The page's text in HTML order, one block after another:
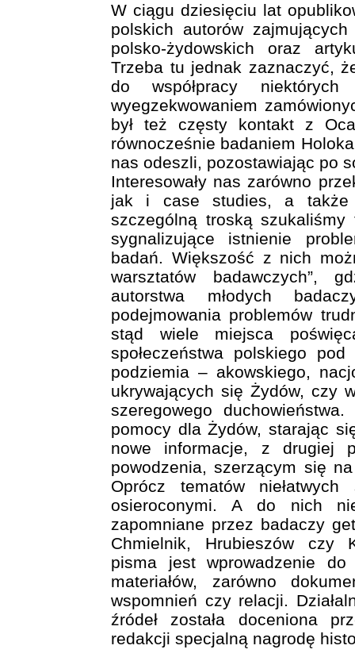
W ciągu dziesięciu lat
polskich autorów
polsko-żydowskich oraz
Trzeba tu jednak zaznaczyć,
do współpracy
wyegzekwowaniem
był też częsty kontakt z
równocześnie badaniem
nas odeszli, pozostawiając po
Interesowały nas zarówno
jak i case studies, a także
szczególną troską
sygnalizujące istnienie
badań. Większość z nich
warsztatów badawczych”,
autorstwa młodych
podejmowania problemów
stąd wiele miejsca
społeczeństwa polskiego
podziemia – akowskiego,
ukrywających się Żydów, czy
szeregowego
pomocy dla Żydów, starając
nowe informacje, z drugiej
powodzenia, szerzącym się
Oprócz tematów
osieroconymi. A do nich
zapomniane przez badaczy
Chmielnik, Hrubieszów czy
pisma jest wprowadzenie
materiałów, zarówno
wspomnień czy relacji.
źródeł została doceniona
redakcji specjalną nagrodę